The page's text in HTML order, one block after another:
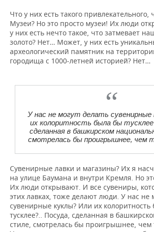
Что у них есть такого привлекательного,
Музеи? Но это просто музеи! Их люди
у них есть нечто такое, что затмевает
золото? Нет… Может, у них есть
археологический памятник на
городища с 1000-летней историей? Нет…
У нас не могут делать сувенирные
их колоритность была бы
сделанная в башкирском
смотрелась бы проигрышнее, чем
Сувенирные лавки и магазины? Их я
на улице Баумана и внутри Кремля. Но
Их люди открывают. И все сувениры,
этих лавках, тоже делают люди. У нас не
сувенирные куклы? Или их
тусклее?.. Посуда, сделанная в
стиле, смотрелась бы проигрышнее, чем